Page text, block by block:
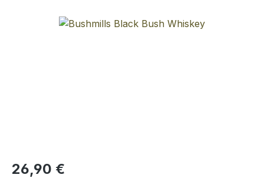
Bildergalerie überspringen
26,90 €